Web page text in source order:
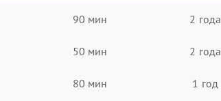
90 мин 2 года
50 мин 2 года
80 мин 1 год